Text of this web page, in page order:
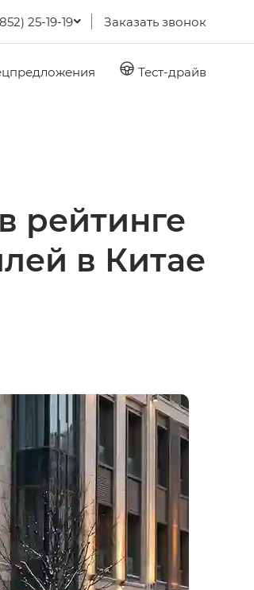
25-19-19 Заказать звонок
Тест-драйв
рейтинге
в Китае